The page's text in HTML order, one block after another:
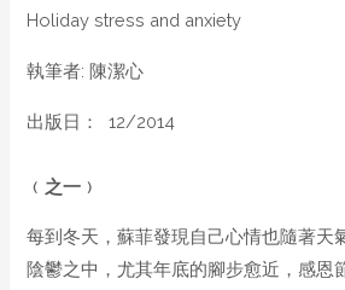
Holiday stress and anxiety
執筆者: 陳潔心
出版日： 12/2014
﹙之一﹚
每到冬天，蘇菲發現自己心情也隨著天
陰鬱之中，尤其年底的腳步愈近，感恩